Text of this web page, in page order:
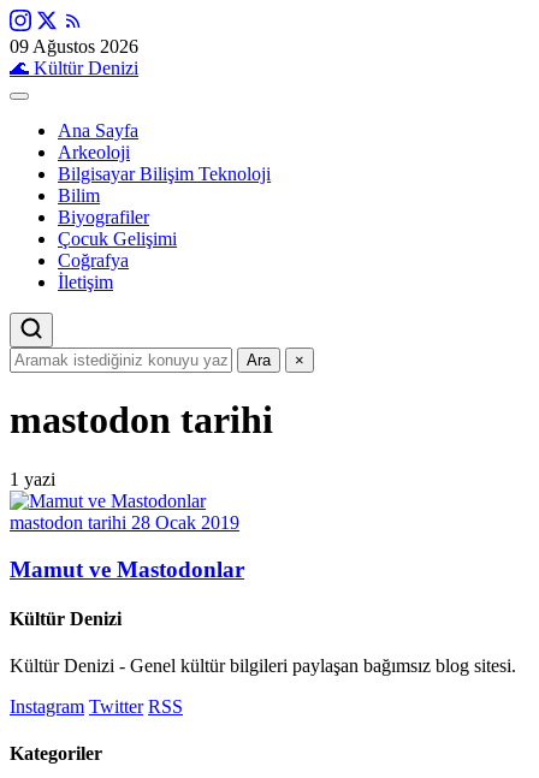
09 Ağustos 2026
🌊 Kültür Denizi
Ana Sayfa
Arkeoloji
Bilgisayar Bilişim Teknoloji
Bilim
Biyografiler
Çocuk Gelişimi
Coğrafya
İletişim
Ara ×
mastodon tarihi
1 yazi
mastodon tarihi 28 Ocak 2019
Mamut ve Mastodonlar
Kültür Denizi
Kültür Denizi - Genel kültür bilgileri paylaşan bağımsız blog sitesi.
Instagram Twitter RSS
Kategoriler